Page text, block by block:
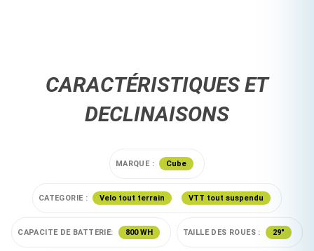
CARACTÉRISTIQUES ET
DECLINAISONS
MARQUE : Cube
CATEGORIE : Velo tout terrain VTT tout suspendu
CAPACITE DE BATTERIE: 800 WH TAILLE DES ROUES : 29"